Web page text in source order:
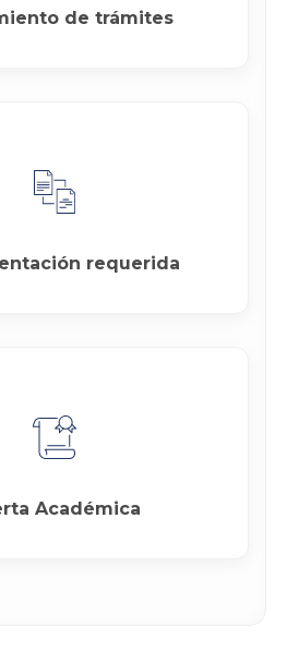
de trámites
requerida
Académica